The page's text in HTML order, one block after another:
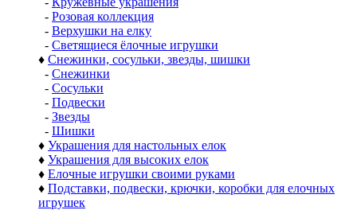
- Розовая коллекция
- Верхушки на елку
- Светящиеся ёлочные игрушки
♦ Снежинки, сосульки, звезды, шишки
- Снежинки
- Сосульки
- Подвески
- Звезды
- Шишки
♦ Украшения для настольных елок
♦ Украшения для высоких елок
♦ Елочные игрушки своими руками
♦ Подставки, подвески, крючки, коробки для елочных
игрушек